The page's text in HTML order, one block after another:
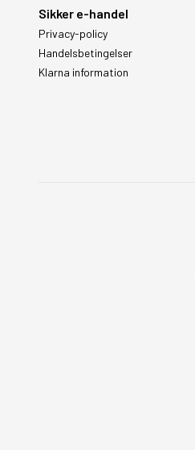
Sikker e-handel
Privacy-policy
Handelsbetingelser
Klarna information